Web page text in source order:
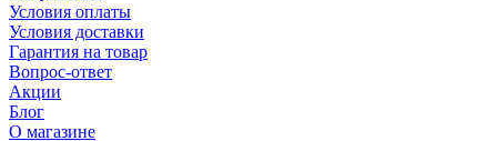
Условия оплаты
Условия доставки
Гарантия на товар
Вопрос-ответ
Акции
Блог
О магазине